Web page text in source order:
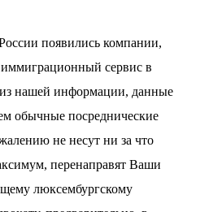
появились компании,
сервис в
нашей информации, данные
обычные посреднические
не несут ни за что
перенаправят Ваши
люксембургскому